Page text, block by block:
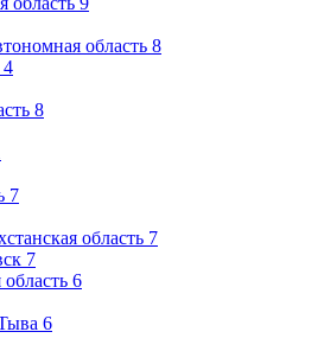
область 8
4
8
7
область 7
7
6
6